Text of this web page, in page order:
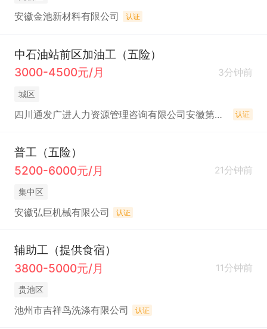
安徽金池新材料有限公司 认证
中石油站前区加油工（五险）
3000-4500元/月
3分钟前
城区
四川通发广进人力资源管理咨询有限公司安徽第一分公司 认证
普工（五险）
5200-6000元/月
21分钟前
集中区
安徽弘巨机械有限公司 认证
辅助工（提供食宿）
3800-5000元/月
11分钟前
贵池区
池州市吉祥鸟洗涤有限公司 认证